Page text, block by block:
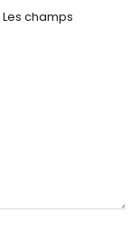
Les champs